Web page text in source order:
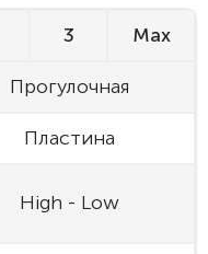
3 Max
Прогулочная
Пластина
High - Low